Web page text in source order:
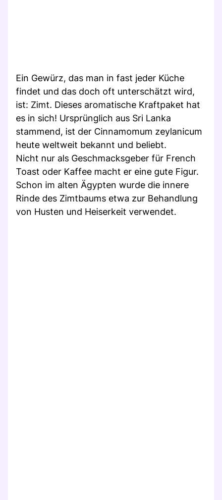
Ein Gewürz, das man in fast jeder Küche
findet und das doch oft unterschätzt wird,
ist: Zimt. Dieses aromatische Kraftpaket hat
es in sich! Ursprünglich aus Sri Lanka
stammend, ist der Cinnamomum zeylanicum
heute weltweit bekannt und beliebt.
Nicht nur als Geschmacksgeber für French
Toast oder Kaffee macht er eine gute Figur.
Schon im alten Ägypten wurde die innere
Rinde des Zimtbaums etwa zur Behandlung
von Husten und Heiserkeit verwendet.